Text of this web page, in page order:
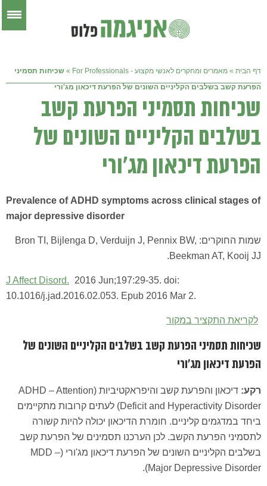
דף הבית » מאמרים ומחקרים לאנשי מקצוע - For Professionals » שכיחות תסמיני
הפרעת קשב בשלבים הקליניים השונים של הפרעת דיכאון מג'ורי
שכיחות תסמיני הפרעת קשב
בשלבים הקליניים השונים של
הפרעת דיכאון מג'ורי
Prevalence of ADHD symptoms across clinical stages of
major depressive disorder
שמות החוקרים: Bron TI, Bijlenga D, Verduijn J, Pennix BW,
Beekman AT, Kooij JJ.
J Affect Disord.
2016 Jun;197:29-35. doi:
10.1016/j.jad.2016.02.053. Epub 2016 Mar 2.
לקריאת התקציר במקור
שכיחות תסמיני הפרעת קשב בשלבים הקליניים השונים של
הפרעת דיכאון מג'ורי
רקע:
דיכאון והפרעת קשב והיפראקטיביות (ADHD – Attention
Deficit and Hyperactivity Disorder) לעתים קרובות מתקיימים
ביחד במדגמים קליניים. חומרת הדיכאון יכולה להיות קשורה
לתסמיני הפרעת הקשב. לכן הערכנו תסמינים של הפרעת קשב
בשלבים הקליניים השונים של הפרעת דיכאון מג'ורי (MDD –
Major Depressive Disorder).